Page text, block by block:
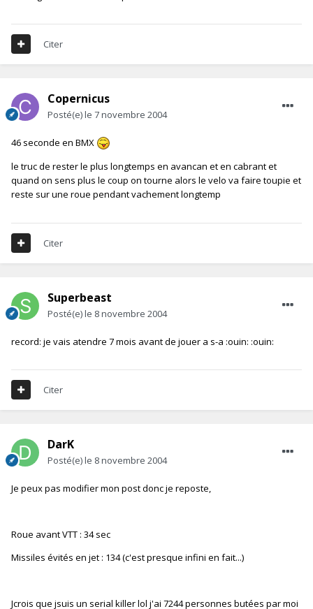
Citer
Copernicus
Posté(e)le 7 novembre 2004
46 seconde en BMX
le truc de rester le plus longtemps en avancan et en cabrant et
quand on sens plus le coup on tourne alors le velo va faire toupie et
reste sur une roue pendant vachement longtemp
Citer
Superbeast
Posté(e)le 8 novembre 2004
record: je vais atendre 7 mois avant de jouer a s-a :ouin: :ouin:
Citer
DarK
Posté(e)le 8 novembre 2004
Je peux pas modifier mon post donc je reposte,
Roue avant VTT : 34 sec
Missiles évités en jet : 134 (c'est presque infini en fait...)
Jcrois que jsuis un serial killer lol j'ai 7244 personnes butées par moi